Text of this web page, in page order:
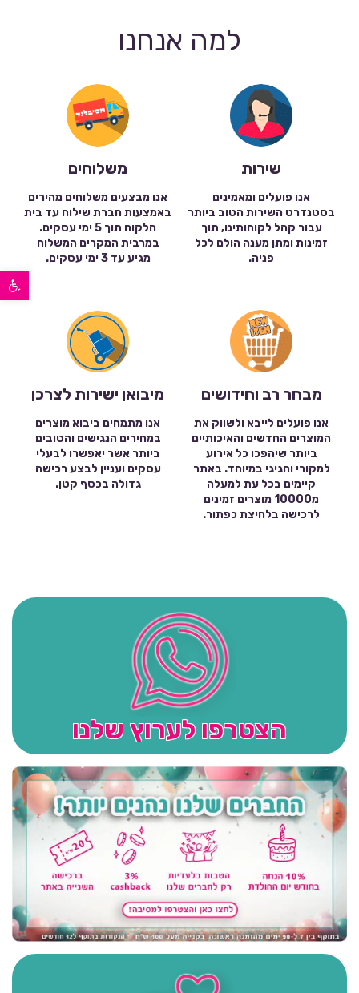
פתח סרגל נגישות
למה אנחנו
שירות
אנו פועלים ומאמינים
בסטנדרט השירות הטוב ביותר
עבור קהל לקוחותינו, תוך
זמינות ומתן מענה הולם לכל
פניה.
משלוחים
אנו מבצעים משלוחים מהירים
באמצעות חברת שילוח עד בית
הלקוח תוך 5 ימי עסקים.
במרבית המקרים המשלוח
מגיע עד 3 ימי עסקים.
מבחר רב וחידושים
אנו פועלים לייבא ולשווק את
המוצרים החדשים והאיכותיים
ביותר שיהפכו כל אירוע
למקורי וחגיגי במיוחד. באתר
קיימים בכל עת למעלה
מ10000 מוצרים זמינים
לרכישה בלחיצת כפתור.
מיבואן ישירות לצרכן
אנו מתמחים ביבוא מוצרים
במחירים הנגישים והטובים
ביותר אשר יאפשרו לבעלי
עסקים ועניין לבצע רכישה
גדולה בכסף קטן.
הצטרפו לערוץ שלנו